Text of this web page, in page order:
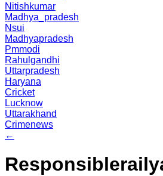
Nitishkumar
Madhya_pradesh
Nsui
Madhyapradesh
Pmmodi
Rahulgandhi
Uttarpradesh
Haryana
Cricket
Lucknow
Uttarakhand
Crimenews
←